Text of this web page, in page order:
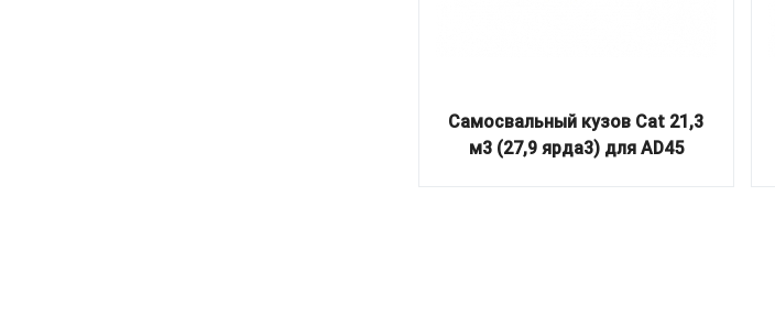
Самосвальный кузов Cat 21,3
м3 (27,9 ярда3) для AD45